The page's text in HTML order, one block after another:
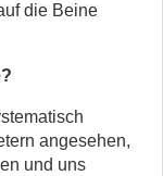
die Beine
angesehen,
und uns